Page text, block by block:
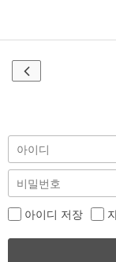
아이디 저장